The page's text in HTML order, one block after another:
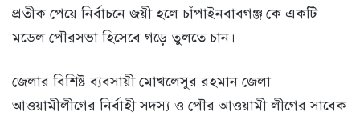
প্রতীক পেয়ে নির্বাচনে জয়ী হলে চাঁপাইনবাবগঞ্জ কে একটি
মডেল পৌরসভা হিসেবে গড়ে তুলতে চান।
জেলার বিশিষ্ট ব্যবসায়ী মোখলেসুর রহমান জেলা
আওয়ামীলীগের নির্বাহী সদস্য ও পৌর আওয়ামী লীগের সাবেক